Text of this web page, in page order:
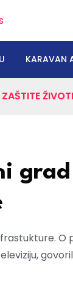
KARAVAN
grad
O